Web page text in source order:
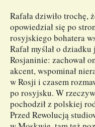
Rafała dziwiło trochę,
opowiedział się po
rosyjskiego bohatera
Rafał myślał o dziadku
Rosjaninie: zachował
akcent, wspominał
w Rosji i czasem
po rosyjsku. W
pochodził z polskiej
Przed Rewolucją